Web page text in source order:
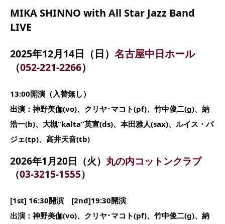
MIKA SHINNO with All Star Jazz Band
LIVE
2025年12月14日（日） 名古屋中日ホール
（052-221-2266）
13:00開演（入替無し）
出演：神野美伽(vo)、クリヤ･マコト(pf)、竹中俊二(g)、納
浩一(b)、大槻”kalta”英宣(ds)、本田雅人(sax)、ルイス・バ
ジェ(tp)、高井天音(tb)
2026年1月20日（火） 丸の内コットンクラブ
（03-3215-1555）
[1st] 16:30開演 [2nd]19:30開演
出演：神野美伽(vo)、クリヤ･マコト(pf)、竹中俊二(g)、納